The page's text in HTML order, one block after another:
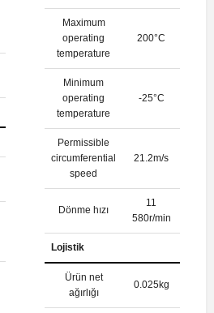
Maximum
operating
temperature
200°C
Minimum
operating
temperature
-25°C
Permissible
circumferential
speed
21.2m/s
Dönme hızı
11
580r/min
Lojistik
Ürün net
ağırlığı
0.025kg